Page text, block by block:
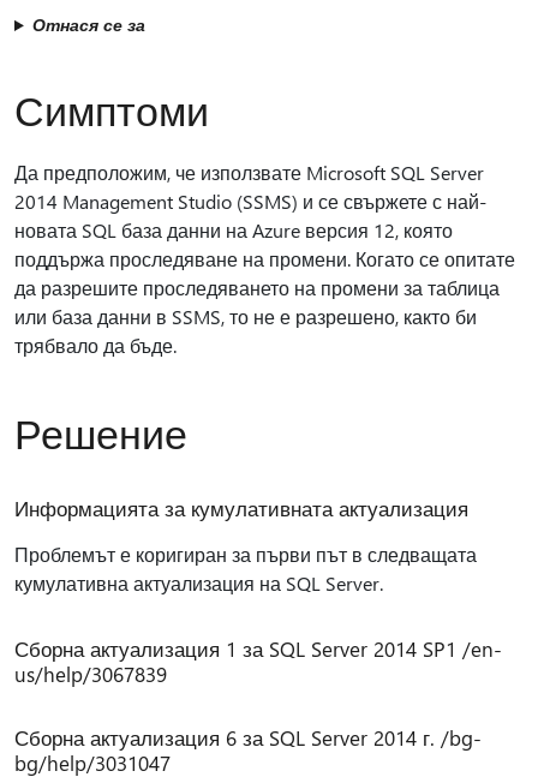
Отнася се за
Симптоми
Да предположим, че използвате Microsoft SQL Server
2014 Management Studio (SSMS) и се свържете с най-
новата SQL база данни на Azure версия 12, която
поддържа проследяване на промени. Когато се опитате
да разрешите проследяването на промени за таблица
или база данни в SSMS, то не е разрешено, както би
трябвало да бъде.
Решение
Информацията за кумулативната актуализация
Проблемът е коригиран за първи път в следващата
кумулативна актуализация на SQL Server.
Сборна актуализация 1 за SQL Server 2014 SP1 /en-
us/help/3067839
Сборна актуализация 6 за SQL Server 2014 г. /bg-
bg/help/3031047